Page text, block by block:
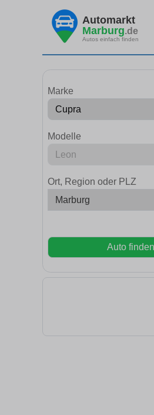
Automarkt
Marburg.de
Autos einfach finden
Marke
Modelle
Ort, Region oder PLZ
Auto finden